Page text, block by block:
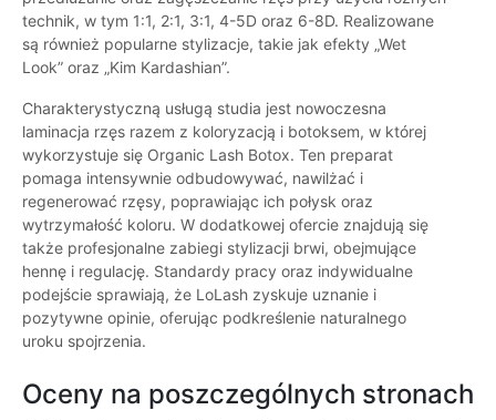
technik, w tym 1:1, 2:1, 3:1, 4-5D oraz 6-8D. Realizowane
są również popularne stylizacje, takie jak efekty „Wet
Look” oraz „Kim Kardashian”.
Charakterystyczną usługą studia jest nowoczesna
laminacja rzęs razem z koloryzacją i botoksem, w której
wykorzystuje się Organic Lash Botox. Ten preparat
pomaga intensywnie odbudowywać, nawilżać i
regenerować rzęsy, poprawiając ich połysk oraz
wytrzymałość koloru. W dodatkowej ofercie znajdują się
także profesjonalne zabiegi stylizacji brwi, obejmujące
hennę i regulację. Standardy pracy oraz indywidualne
podejście sprawiają, że LoLash zyskuje uznanie i
pozytywne opinie, oferując podkreślenie naturalnego
uroku spojrzenia.
Oceny na poszczególnych stronach